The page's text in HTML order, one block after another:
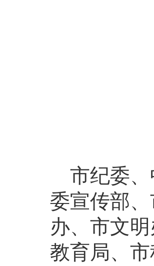
市纪委、
委宣传部
办、市文
教育局、